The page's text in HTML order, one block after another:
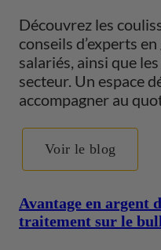
Découvrez les
conseils d’experts
salariés, ainsi que
secteur. Un espace
accompagner au
Voir le blog
Avantage en argent
traitement sur le